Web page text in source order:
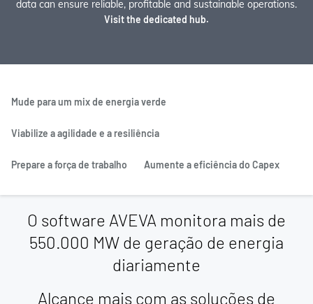
data can ensure reliable, profitable and sustainable operations.
Visit the dedicated hub.
Mude para um mix de energia verde
Viabilize a agilidade e a resiliência
Prepare a força de trabalho Aumente a eficiência do Capex
O software AVEVA monitora mais de
550.000 MW de geração de energia
diariamente
Alcance mais com as soluções de